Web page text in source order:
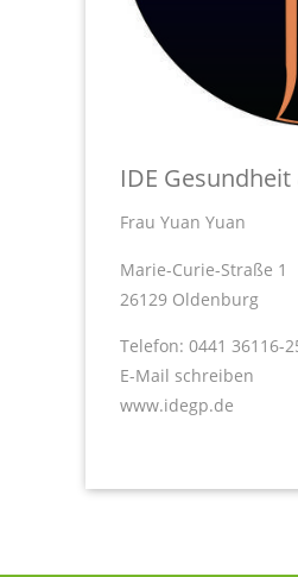
IDE
Frau Yuan Yuan
Marie-Curie-Straße 1
26129 Oldenburg
Telefon: 0441 36116-
E-Mail schreiben
www.idegp.de